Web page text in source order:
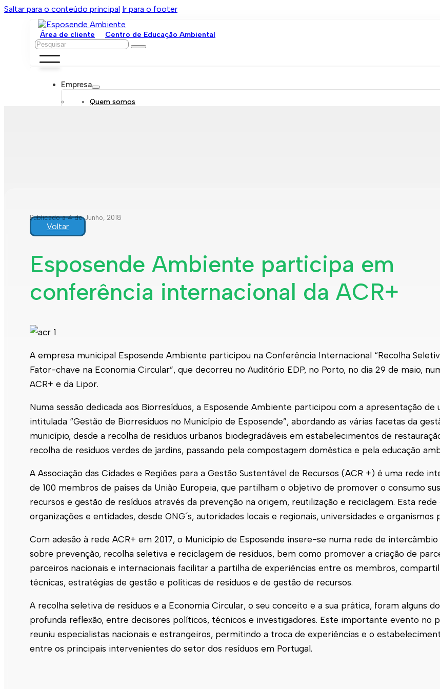
Saltar para o conteúdo principal Ir para o footer
Área de cliente Centro de Educação Ambiental
Pesquisar
Empresa
Quem somos
Recolha de resíduos
Comunicação de leituras
Rede de abastecimento de água
Rede de águas residuais
Rede de águas pluviais
Limpeza urbana
Gestão de resíduos
Indicadores ERSAR
Qualidade da água
Contactos
Publicado a 4 de Junho, 2018
Voltar
Esposende Ambiente participa em
conferência internacional da ACR+
A empresa municipal Esposende Ambiente participou na Conferência Internacional “Recolha
Fator-chave na Economia Circular”, que decorreu no Auditório EDP, no Porto, no dia 29 de maio,
ACR+ e da Lipor.
Numa sessão dedicada aos Biorresíduos, a Esposende Ambiente participou com a apresentação de
intitulada “Gestão de Biorresíduos no Município de Esposende”, abordando as várias facetas da
município, desde a recolha de resíduos urbanos biodegradáveis em estabelecimentos de
recolha de resíduos verdes de jardins, passando pela compostagem doméstica e pela educação
A Associação das Cidades e Regiões para a Gestão Sustentável de Recursos (ACR +) é uma rede
de 100 membros de países da União Europeia, que partilham o objetivo de promover o consumo
recursos e gestão de resíduos através da prevenção na origem, reutilização e reciclagem. Esta rede
organizações e entidades, desde ONG´s, autoridades locais e regionais, universidades e organismos
Com adesão à rede ACR+ em 2017, o Município de Esposende insere-se numa rede de
sobre prevenção, recolha seletiva e reciclagem de resíduos, bem como promover a criação de
parceiros nacionais e internacionais facilitar a partilha de experiências entre os membros,
técnicas, estratégias de gestão e políticas de resíduos e de gestão de recursos.
A recolha seletiva de resíduos e a Economia Circular, o seu conceito e a sua prática, foram alguns
profunda reflexão, entre decisores políticos, técnicos e investigadores. Este importante evento no
reuniu especialistas nacionais e estrangeiros, permitindo a troca de experiências e o
entre os principais intervenientes do setor dos resíduos em Portugal.